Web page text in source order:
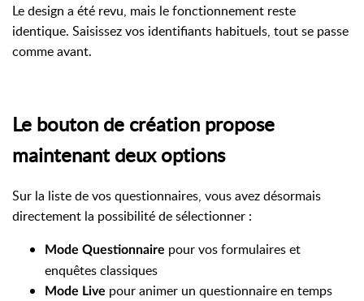
Le design a été revu, mais le fonctionnement reste
identique. Saisissez vos identifiants habituels, tout se passe
comme avant.
Le bouton de création propose
maintenant deux options
Sur la liste de vos questionnaires, vous avez désormais
directement la possibilité de sélectionner :
Mode Questionnaire pour vos formulaires et
enquêtes classiques
Mode Live pour animer un questionnaire en temps